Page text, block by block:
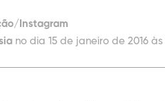
Instagram
no dia 15 de janeiro de 2016 às